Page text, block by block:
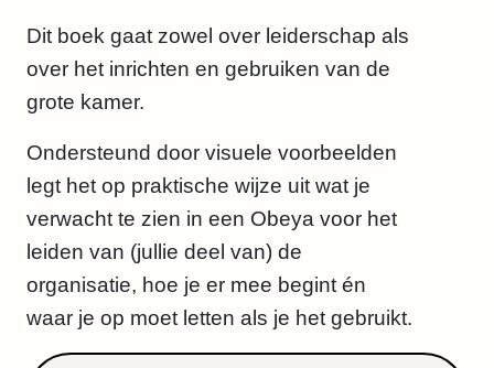
Dit boek gaat zowel over leiderschap als
over het inrichten en gebruiken van de
grote kamer.
Ondersteund door visuele voorbeelden
legt het op praktische wijze uit wat je
verwacht te zien in een Obeya voor het
leiden van (jullie deel van) de
organisatie, hoe je er mee begint én
waar je op moet letten als je het gebruikt.